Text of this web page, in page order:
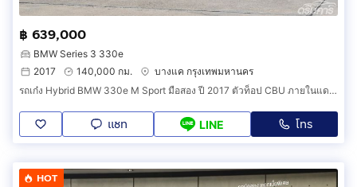
฿ 639,000
BMW Series 3 330e
2017
140,000 กม.
บางแค กรุงเทพมหานคร
รถเก๋ง Hybrid BMW 330e M Sport มือสอง ปี 2017 ตัวท็อป CBU ภายในแดง แต่ง M แท้ แรง 252 ม้า (รหัสสินค้า CDED)
แชท LINE โทร
HOT